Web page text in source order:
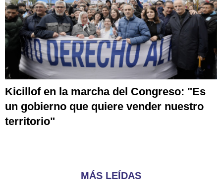
Kicillof en la marcha del Congreso: "Es
un gobierno que quiere vender nuestro
territorio"
MÁS LEÍDAS